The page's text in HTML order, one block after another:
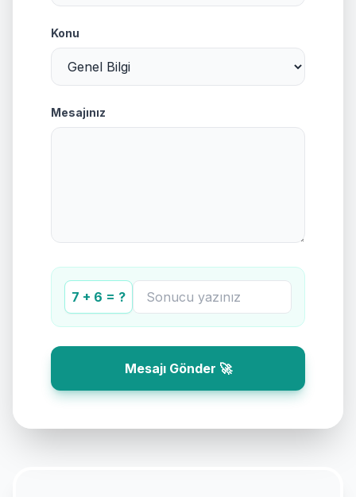
Konu
Mesajınız
7 + 6 = ?
Mesajı Gönder 🚀